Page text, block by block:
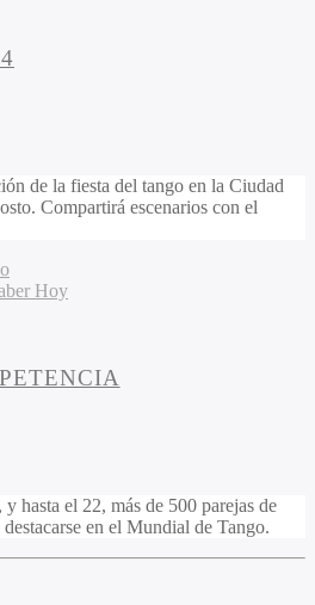
de la fiesta del tango en la Ciudad
Compartirá escenarios con el
Hoy
hasta el 22, más de 500 parejas de
en el Mundial de Tango.